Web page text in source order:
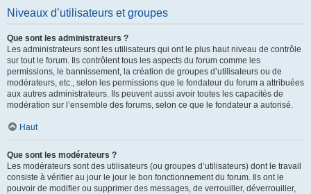
Niveaux d’utilisateurs et groupes
Que sont les administrateurs ?
Les administrateurs sont les utilisateurs qui ont le plus haut niveau de contrôle
sur tout le forum. Ils contrôlent tous les aspects du forum comme les
permissions, le bannissement, la création de groupes d’utilisateurs ou de
modérateurs, etc., selon les permissions que le fondateur du forum a attribuées
aux autres administrateurs. Ils peuvent aussi avoir toutes les capacités de
modération sur l’ensemble des forums, selon ce que le fondateur a autorisé.
Haut
Que sont les modérateurs ?
Les modérateurs sont des utilisateurs (ou groupes d’utilisateurs) dont le travail
consiste à vérifier au jour le jour le bon fonctionnement du forum. Ils ont le
pouvoir de modifier ou supprimer des messages, de verrouiller, déverrouiller,